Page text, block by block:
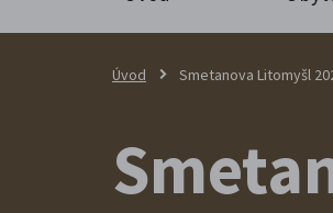
Úvod Smetanova Litomyšl